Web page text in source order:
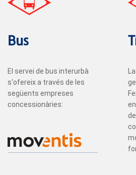
Bus
El servei de bus interurbà
s'ofereix a través de les
següents empreses
concessionàries: